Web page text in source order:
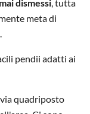
dismessi, tutta
meta di
pendii adatti ai
quadriposto